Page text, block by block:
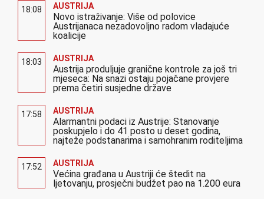
18:08 AUSTRIJA
Novo istraživanje: Više od polovice
Austrijanaca nezadovoljno radom vladajuće
koalicije
18:03 AUSTRIJA
Austrija produljuje granične kontrole za još tri
mjeseca: Na snazi ostaju pojačane provjere
prema četiri susjedne države
17:58 AUSTRIJA
Alarmantni podaci iz Austrije: Stanovanje
poskupjelo i do 41 posto u deset godina,
najteže podstanarima i samohranim roditeljima
17:52 AUSTRIJA
Većina građana u Austriji će štedit na
ljetovanju, prosječni budžet pao na 1.200 eura